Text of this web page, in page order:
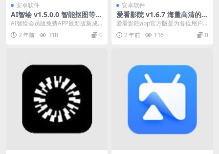
安卓软件
AI智绘 v1.5.0.0 智能抠图等实
用工具
AI智绘会员版免费APP最新版集成
了强大的人工智能技术，提供了多
样化的功能，包括...
2 年前 318 0
安卓软件
爱看影院 v1.6.7 海量高清的影
视资源，去广告纯净版
爱看影院app官方版是为各位用户
打造的热门影视播放软件，拥有海
量高清的影视资源，...
2 年前 116 0